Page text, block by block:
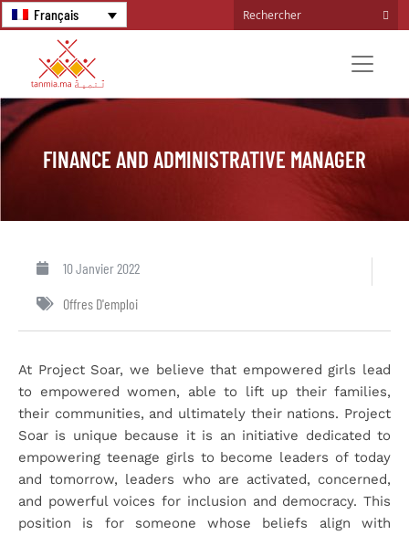
Français
FINANCE AND ADMINISTRATIVE MANAGER
10 Janvier 2022
Offres D'emploi
At Project Soar, we believe that empowered girls lead
to empowered women, able to lift up their families,
their communities, and ultimately their nations. Project
Soar is unique because it is an initiative dedicated to
empowering teenage girls to become leaders of today
and tomorrow, leaders who are activated, concerned,
and powerful voices for inclusion and democracy. This
position is for someone whose beliefs align with